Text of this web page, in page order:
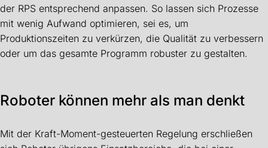
der RPS entsprechend anpassen. So lassen sich Prozesse
mit wenig Aufwand optimieren, sei es, um
Produktionszeiten zu verkürzen, die Qualität zu verbessern
oder um das gesamte Programm robuster zu gestalten.
Roboter können mehr als man denkt
Mit der Kraft-Moment-gesteuerten Regelung erschließen